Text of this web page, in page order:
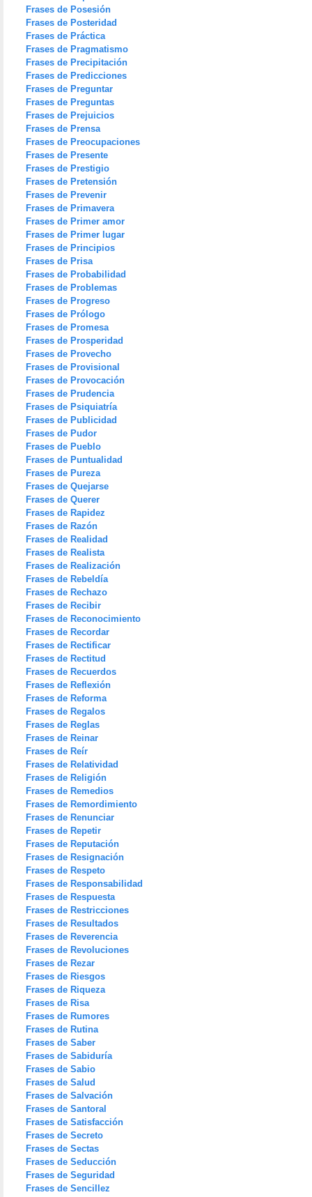
Frases de Posesión
Frases de Posteridad
Frases de Práctica
Frases de Pragmatismo
Frases de Precipitación
Frases de Predicciones
Frases de Preguntar
Frases de Preguntas
Frases de Prejuicios
Frases de Prensa
Frases de Preocupaciones
Frases de Presente
Frases de Prestigio
Frases de Pretensión
Frases de Prevenir
Frases de Primavera
Frases de Primer amor
Frases de Primer lugar
Frases de Principios
Frases de Prisa
Frases de Probabilidad
Frases de Problemas
Frases de Progreso
Frases de Prólogo
Frases de Promesa
Frases de Prosperidad
Frases de Provecho
Frases de Provisional
Frases de Provocación
Frases de Prudencia
Frases de Psiquiatría
Frases de Publicidad
Frases de Pudor
Frases de Pueblo
Frases de Puntualidad
Frases de Pureza
Frases de Quejarse
Frases de Querer
Frases de Rapidez
Frases de Razón
Frases de Realidad
Frases de Realista
Frases de Realización
Frases de Rebeldía
Frases de Rechazo
Frases de Recibir
Frases de Reconocimiento
Frases de Recordar
Frases de Rectificar
Frases de Rectitud
Frases de Recuerdos
Frases de Reflexión
Frases de Reforma
Frases de Regalos
Frases de Reglas
Frases de Reinar
Frases de Reír
Frases de Relatividad
Frases de Religión
Frases de Remedios
Frases de Remordimiento
Frases de Renunciar
Frases de Repetir
Frases de Reputación
Frases de Resignación
Frases de Respeto
Frases de Responsabilidad
Frases de Respuesta
Frases de Restricciones
Frases de Resultados
Frases de Reverencia
Frases de Revoluciones
Frases de Rezar
Frases de Riesgos
Frases de Riqueza
Frases de Risa
Frases de Rumores
Frases de Rutina
Frases de Saber
Frases de Sabiduría
Frases de Sabio
Frases de Salud
Frases de Salvación
Frases de Santoral
Frases de Satisfacción
Frases de Secreto
Frases de Sectas
Frases de Seducción
Frases de Seguridad
Frases de Sencillez